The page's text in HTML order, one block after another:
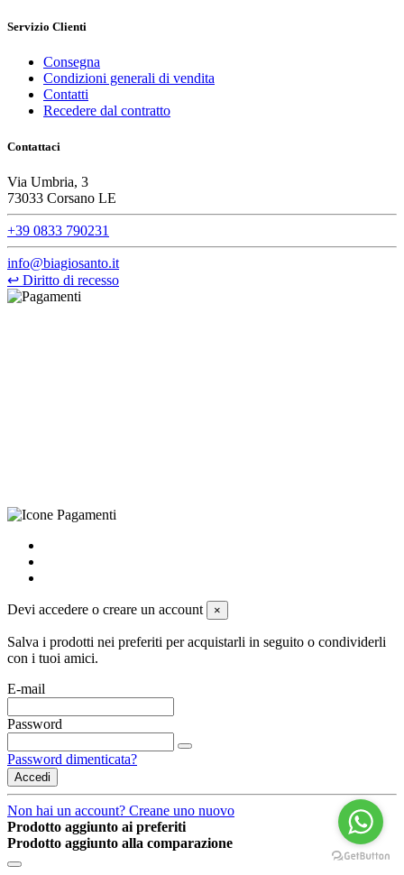
Servizio Clienti
Consegna
Condizioni generali di vendita
Contatti
Recedere dal contratto
Contattaci
Via Umbria, 3
73033 Corsano LE
+39 0833 790231
info@biagiosanto.it
↩ Diritto di recesso
Devi accedere o creare un account ×
Salva i prodotti nei preferiti per acquistarli in seguito o condividerli
con i tuoi amici.
E-mail
Password
Password dimenticata?
Accedi
Non hai un account? Creane uno nuovo
Prodotto aggiunto ai preferiti
Prodotto aggiunto alla comparazione